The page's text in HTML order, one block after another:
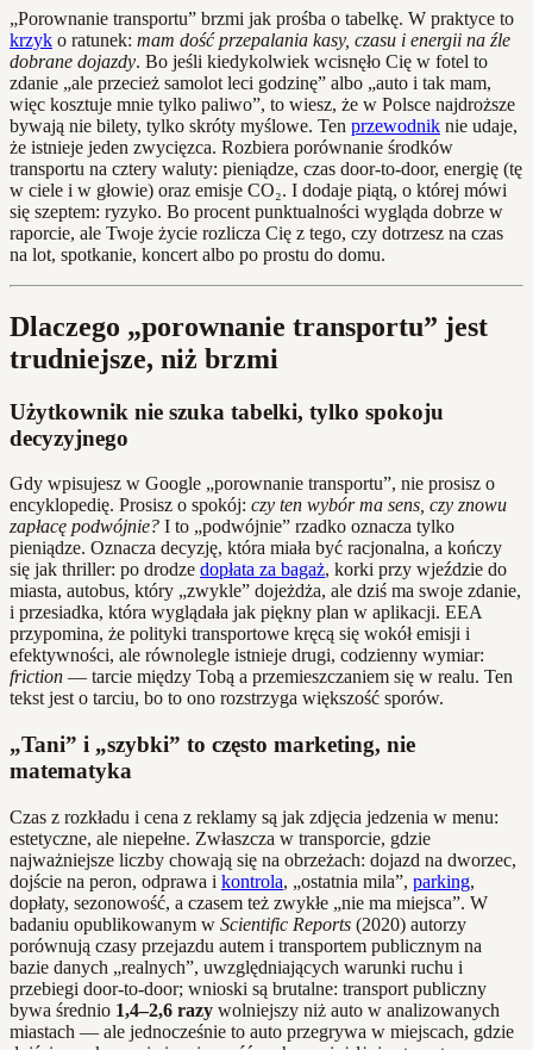
„Porownanie transportu” brzmi jak prośba o tabelkę. W praktyce to
krzyk o ratunek: mam dość przepalania kasy, czasu i energii na źle
dobrane dojazdy. Bo jeśli kiedykolwiek wcisnęło Cię w fotel to
zdanie „ale przecież samolot leci godzinę” albo „auto i tak mam,
więc kosztuje mnie tylko paliwo”, to wiesz, że w Polsce najdroższe
bywają nie bilety, tylko skróty myślowe. Ten przewodnik nie udaje,
że istnieje jeden zwycięzca. Rozbiera porównanie środków
transportu na cztery waluty: pieniądze, czas door‑to‑door, energię (tę
w ciele i w głowie) oraz emisje CO₂. I dodaje piątą, o której mówi
się szeptem: ryzyko. Bo procent punktualności wygląda dobrze w
raporcie, ale Twoje życie rozlicza Cię z tego, czy dotrzesz na czas
na lot, spotkanie, koncert albo po prostu do domu.
Dlaczego „porownanie transportu” jest
trudniejsze, niż brzmi
Użytkownik nie szuka tabelki, tylko spokoju
decyzyjnego
Gdy wpisujesz w Google „porownanie transportu”, nie prosisz o
encyklopedię. Prosisz o spokój: czy ten wybór ma sens, czy znowu
zapłacę podwójnie? I to „podwójnie” rzadko oznacza tylko
pieniądze. Oznacza decyzję, która miała być racjonalna, a kończy
się jak thriller: po drodze dopłata za bagaż, korki przy wjeździe do
miasta, autobus, który „zwykle” dojeżdża, ale dziś ma swoje zdanie,
i przesiadka, która wyglądała jak piękny plan w aplikacji. EEA
przypomina, że polityki transportowe kręcą się wokół emisji i
efektywności, ale równolegle istnieje drugi, codzienny wymiar:
friction — tarcie między Tobą a przemieszczaniem się w realu. Ten
tekst jest o tarciu, bo to ono rozstrzyga większość sporów.
„Tani” i „szybki” to często marketing, nie
matematyka
Czas z rozkładu i cena z reklamy są jak zdjęcia jedzenia w menu:
estetyczne, ale niepełne. Zwłaszcza w transporcie, gdzie
najważniejsze liczby chowają się na obrzeżach: dojazd na dworzec,
dojście na peron, odprawa i kontrola, „ostatnia mila”, parking,
dopłaty, sezonowość, a czasem też zwykłe „nie ma miejsca”. W
badaniu opublikowanym w Scientific Reports (2020) autorzy
porównują czasy przejazdu autem i transportem publicznym na
bazie danych „realnych”, uwzględniających warunki ruchu i
przebiegi door‑to‑door; wnioski są brutalne: transport publiczny
bywa średnio 1,4–2,6 razy wolniejszy niż auto w analizowanych
miastach — ale jednocześnie to auto przegrywa w miejscach, gdzie